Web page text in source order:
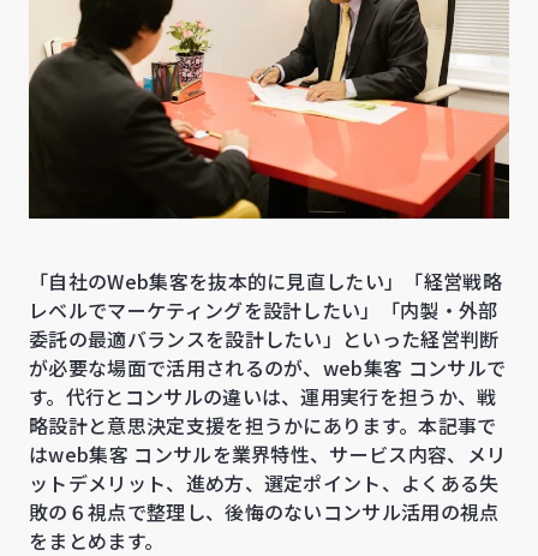
「自社のWeb集客を抜本的に見直したい」「経営戦略
レベルでマーケティングを設計したい」「内製・外部
委託の最適バランスを設計したい」といった経営判断
が必要な場面で活用されるのが、web集客 コンサルで
す。代行とコンサルの違いは、運用実行を担うか、戦
略設計と意思決定支援を担うかにあります。本記事で
はweb集客 コンサルを業界特性、サービス内容、メリ
ットデメリット、進め方、選定ポイント、よくある失
敗の６視点で整理し、後悔のないコンサル活用の視点
をまとめます。